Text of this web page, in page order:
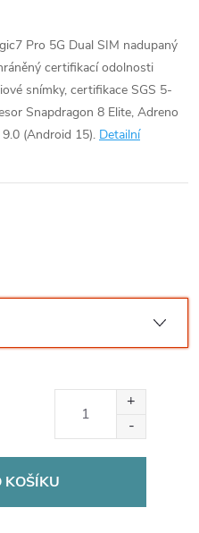
Pro 5G Dual SIM nadupaný
certifikací odolnosti
snímky, certifikace SGS 5-
Snapdragon 8 Elite, Adreno
(Android 15). Detailní
KOŠÍKU